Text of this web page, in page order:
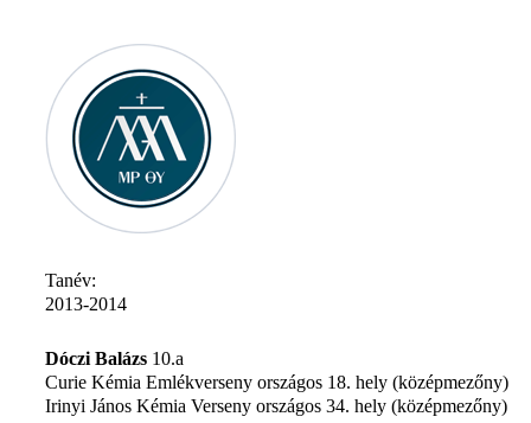
Tanév:
2013-2014
Dóczi Balázs 10.a
Curie Kémia Emlékverseny országos 18. hely (középmezőny)
Irinyi János Kémia Verseny országos 34. hely (középmezőny)